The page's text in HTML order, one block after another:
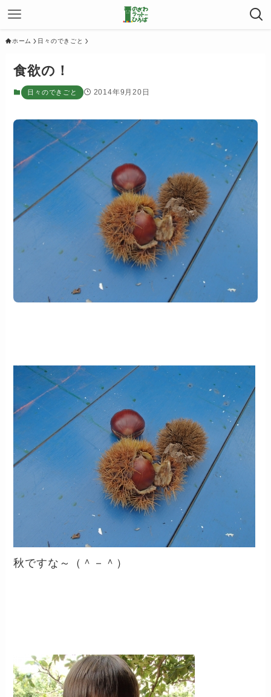
ホーム 日々のできごと
食欲の！
日々のできごと 2014年9月20日
秋ですな～（＾－＾）